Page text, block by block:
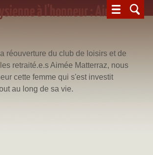
à l'honneur : Aimée
réouverture du club de loisirs et de
retraité.e.s Aimée Matterraz, nous
cette femme qui s'est investit
au long de sa vie.